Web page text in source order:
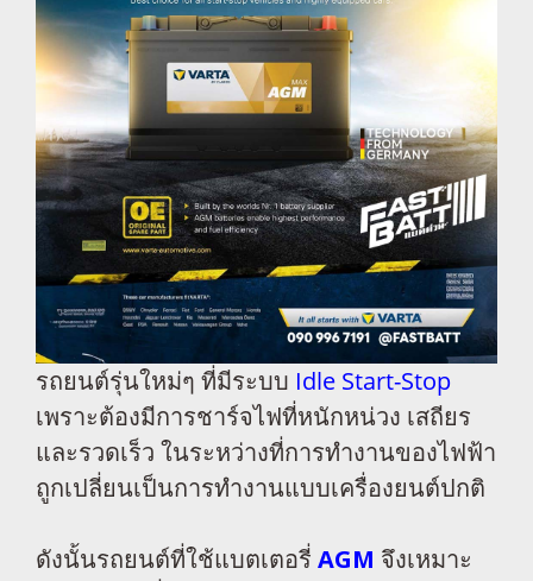
รถยนต์รุ่นใหม่ๆ ที่มีระบบ Idle Start-Stop
เพราะต้องมีการชาร์จไฟที่หนักหน่วง เสถียร
และรวดเร็ว ในระหว่างที่การทำงานของไฟฟ้า
ถูกเปลี่ยนเป็นการทำงานแบบเครื่องยนต์ปกติ
ดังนั้นรถยนต์ที่ใช้แบตเตอรี่ AGM จึงเหมาะ